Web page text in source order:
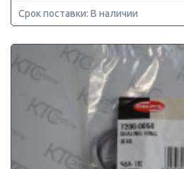
Срок поставки: В наличии